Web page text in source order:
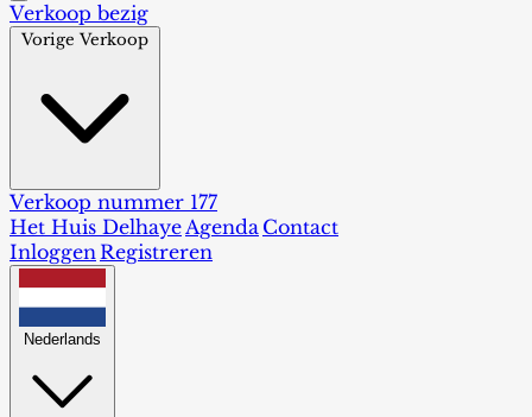
Verkoop bezig
Vorige Verkoop
Verkoop nummer 177
Het Huis DelhayeAgenda Contact
InloggenRegistreren
Nederlands